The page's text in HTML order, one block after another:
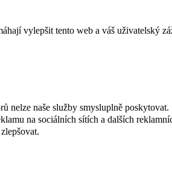
vylepšit tento web a váš uživatelský
nelze naše služby smysluplně poskytovat.
na sociálních sítích a dalších